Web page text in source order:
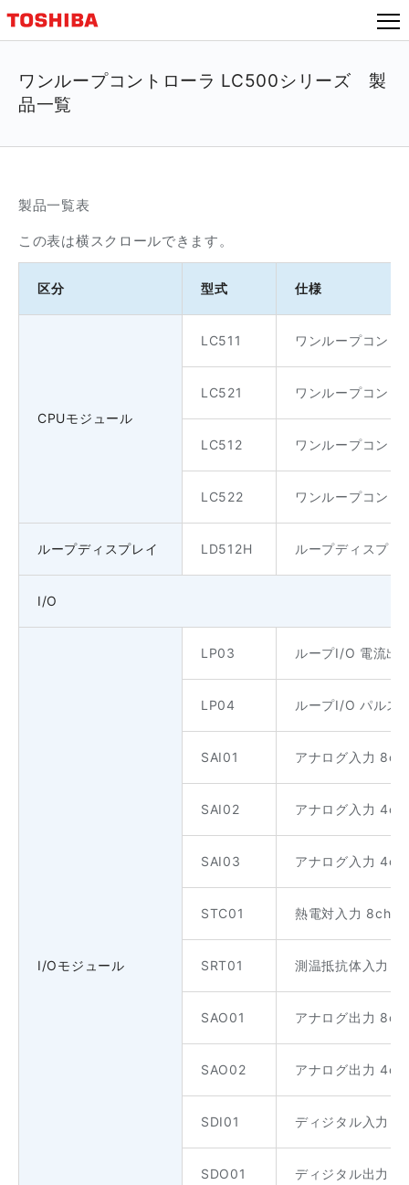
ジ
ワンループコントローラ LC500シリーズ 製
品一覧
製品一覧表
この表は横スクロールできます。
区分 型式 仕様
CPUモジュール
LC511 ワンループコン
LC521 ワンループコン
LC512 ワンループコン
LC522 ワンループコン
ループディスプレイ LD512H ループディスプレ
I/O
I/Oモジュール
LP03 ループI/O 電流出
LP04 ループI/O パルス
SAI01 アナログ入力 8ch
SAI02 アナログ入力
SAI03 アナログ入力 4ch
STC01 熱電対入力 8ch
SRT01 測温抵抗体入力
SAO01 アナログ出力
SAO02 アナログ出力
SDI01 ディジタル入力
SDO01 ディジタル出力